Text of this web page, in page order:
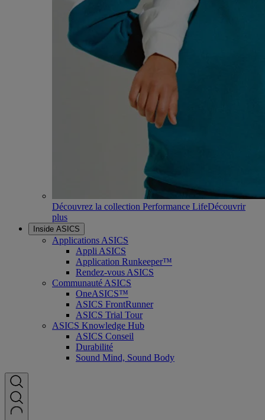
Découvrez la collection Performance LifeDécouvrir
plus
Inside ASICS
Applications ASICS
Appli ASICS
Application Runkeeper™
Rendez-vous ASICS
Communauté ASICS
OneASICS™
ASICS FrontRunner
ASICS Trial Tour
ASICS Knowledge Hub
ASICS Conseil
Durabilité
Sound Mind, Sound Body